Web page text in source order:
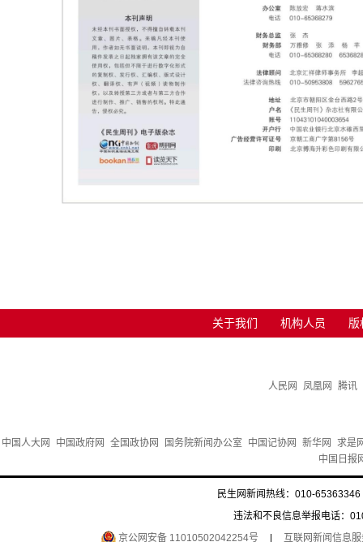
关于我们 机构人员 版
人民网 凤凰网 腾讯
中国人大网 中国政府网 全国政协网 国务院新闻办公室 中国记协网 新华网
求是
中国日报
民生网新闻热线：010-
违法和不良信息举报电话：
京公网安备 11010502042254号
互联网新闻信息